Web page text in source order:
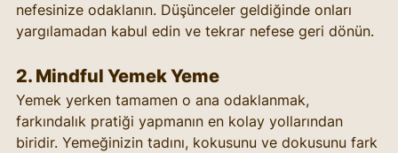
nefesinize odaklanın. Düşünceler geldiğinde onları
yargılamadan kabul edin ve tekrar nefese geri dönün.
2. Mindful Yemek Yeme
Yemek yerken tamamen o ana odaklanmak,
farkındalık pratiği yapmanın en kolay yollarından
biridir. Yemeğinizin tadını, kokusunu ve dokusunu fark